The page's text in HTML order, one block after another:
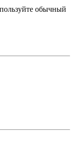
обычный